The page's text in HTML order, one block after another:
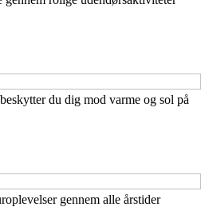
du dig mod varme og sol på
gennem alle årstider